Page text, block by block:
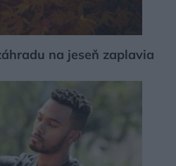
na jeseň zaplavia